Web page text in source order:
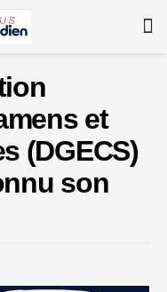
et
(DGECS)
son